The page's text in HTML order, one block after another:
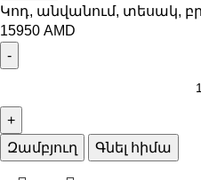
Կոդ, անվանում, տեսակ,
15950 AMD
Զամբյուղ Գնել հիմա